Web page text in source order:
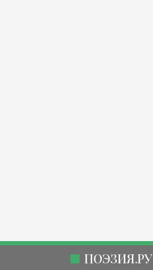
ПОЭЗИЯ.РУ